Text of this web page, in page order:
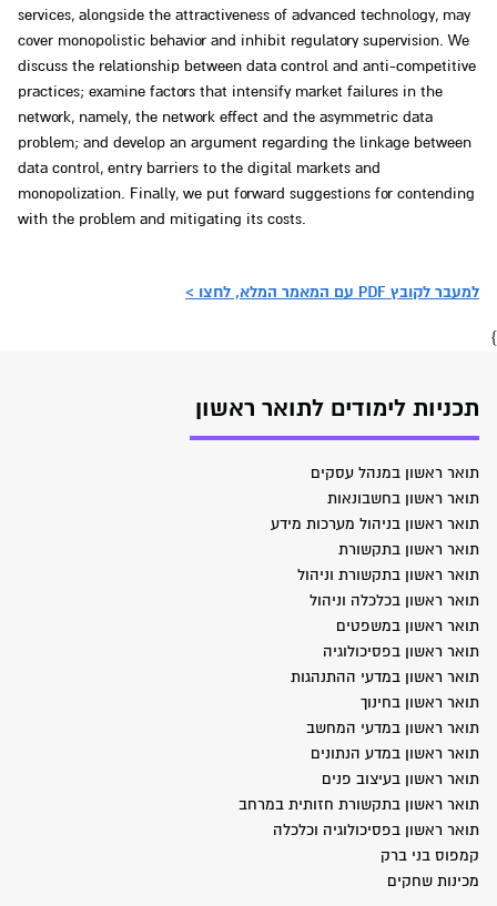
services, alongside the attractiveness of advanced technology, may
cover monopolistic behavior and inhibit regulatory supervision. We
discuss the relationship between data control and anti-competitive
practices; examine factors that intensify market failures in the
network, namely, the network effect and the asymmetric data
problem; and develop an argument regarding the linkage between
data control, entry barriers to the digital markets and
monopolization. Finally, we put forward suggestions for contending
with the problem and mitigating its costs.
למעבר לקובץ PDF עם המאמר המלא, לחצו >
}
תכניות לימודים לתואר ראשון
תואר ראשון במנהל עסקים
תואר ראשון בחשבונאות
תואר ראשון בניהול מערכות מידע
תואר ראשון בתקשורת
תואר ראשון בתקשורת וניהול
תואר ראשון בכלכלה וניהול
תואר ראשון במשפטים
תואר ראשון בפסיכולוגיה
תואר ראשון במדעי ההתנהגות
תואר ראשון בחינוך
תואר ראשון במדעי המחשב
תואר ראשון במדע הנתונים
תואר ראשון בעיצוב פנים
תואר ראשון בתקשורת חזותית במרחב
תואר ראשון בפסיכולוגיה וכלכלה
קמפוס בני ברק
מכינות שחקים